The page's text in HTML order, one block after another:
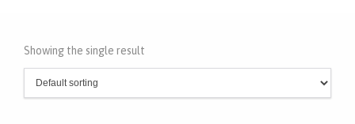
Showing the single result